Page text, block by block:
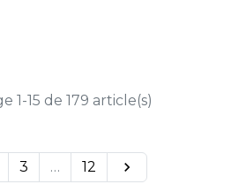
1-15 de 179 article(s)
3 … 12 